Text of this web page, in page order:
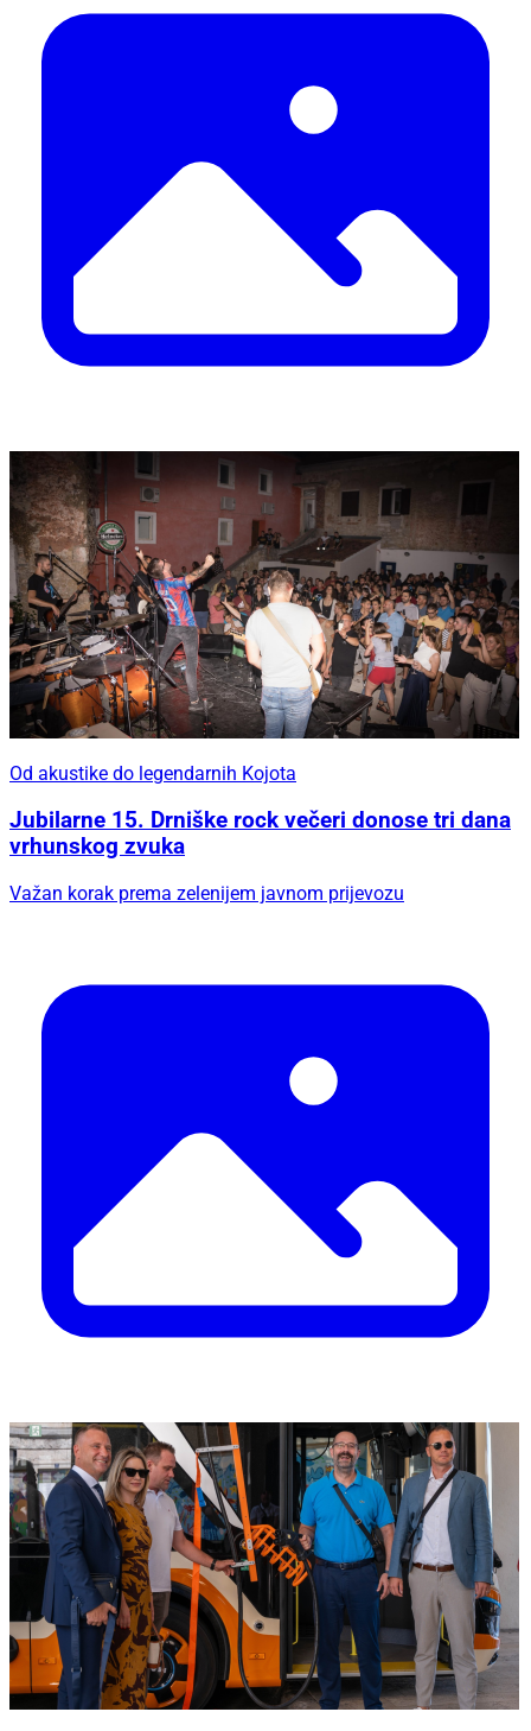
Od akustike do legendarnih Kojota
Jubilarne 15. Drniške rock večeri donose tri dana
vrhunskog zvuka
Važan korak prema zelenijem javnom prijevozu